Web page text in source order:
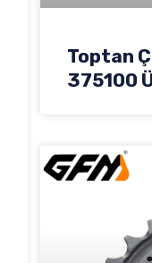
Toptan
375100